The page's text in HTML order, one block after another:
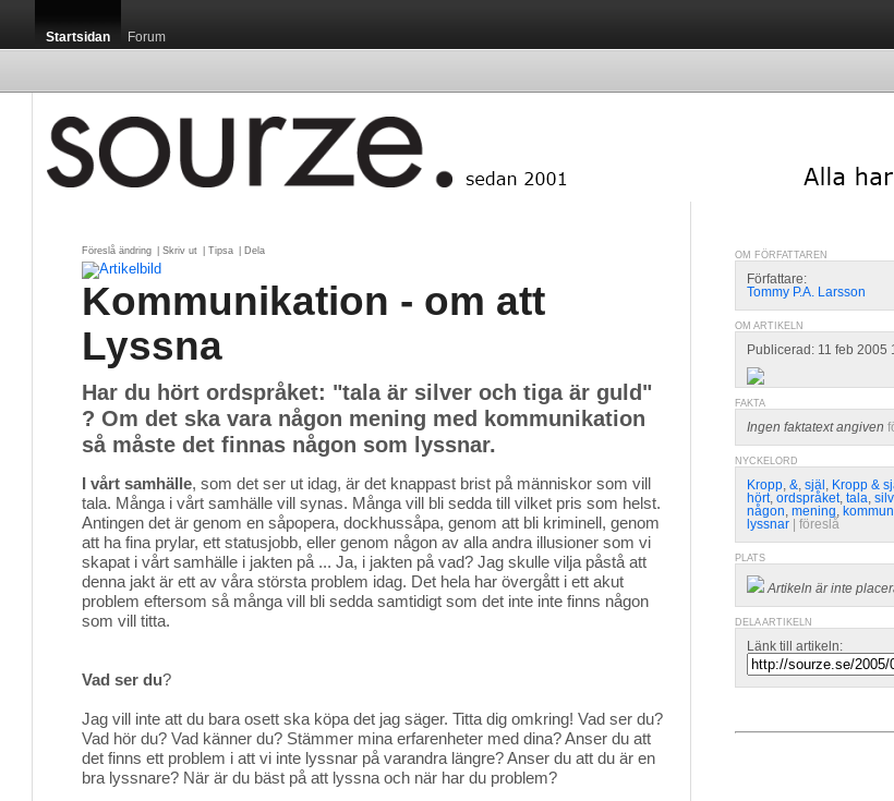
Startsidan Forum
Föreslå ändring Skriv ut Tipsa Dela
Kommunikation - om att
Lyssna
Har du hört ordspråket: "tala är silver och tiga är guld"
? Om det ska vara någon mening med kommunikation
så måste det finnas någon som lyssnar.
I vårt samhälle, som det ser ut idag, är det knappast brist på människor som vill
tala. Många i vårt samhälle vill synas. Många vill bli sedda till vilket pris som helst.
Antingen det är genom en såpopera, dockhussåpa, genom att bli kriminell, genom
att ha fina prylar, ett statusjobb, eller genom någon av alla andra illusioner som vi
skapat i vårt samhälle i jakten på ... Ja, i jakten på vad? Jag skulle vilja påstå att
denna jakt är ett av våra största problem idag. Det hela har övergått i ett akut
problem eftersom så många vill bli sedda samtidigt som det inte inte finns någon
som vill titta.
Vad ser du?
Jag vill inte att du bara osett ska köpa det jag säger. Titta dig omkring! Vad ser du?
Vad hör du? Vad känner du? Stämmer mina erfarenheter med dina? Anser du att
det finns ett problem i att vi inte lyssnar på varandra längre? Anser du att du är en
bra lyssnare? När är du bäst på att lyssna och när har du problem?
OM FÖRFATTAREN
Författare:
Tommy P.A. Larsson
OM ARTIKELN
Publicerad: 11 feb 2005
FAKTA
Ingen faktatext angiven
NYCKELORD
Kropp, &, själ , Kropp &
hört, ordspråket, tala,
någon, mening,
lyssnar
föreslå
PLATS
Artikeln är inte
DELA ARTIKELN
Länk till artikeln: